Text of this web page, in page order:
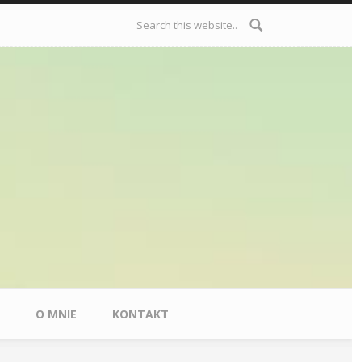
Formularz
wyszukiwania
O MNIE KONTAKT